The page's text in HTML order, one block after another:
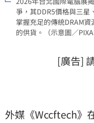
爭，其DDR5價格與三星
掌握充足的傳統DRAM
的供貨。（示意圖／
[廣告]
外媒《Wccftech》